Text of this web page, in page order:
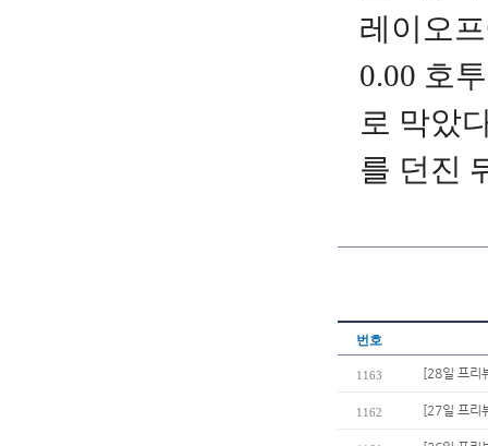
레이오
0.00 호
로 막았
를 던진
번호
1163 [28일 프리
1162 [27일 프리